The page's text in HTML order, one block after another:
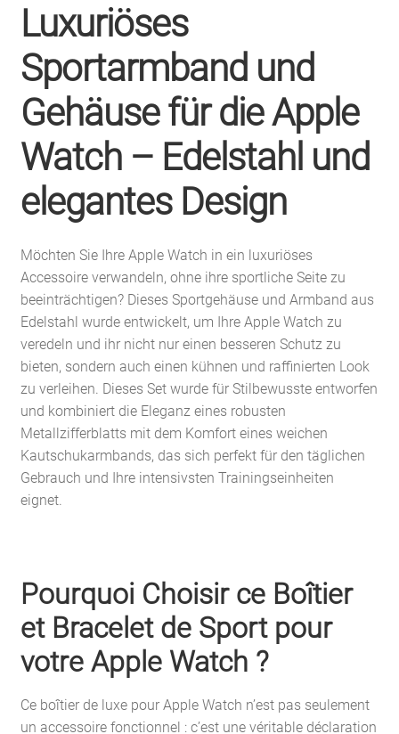
Luxuriöses
Sportarmband und
Gehäuse für die Apple
Watch – Edelstahl und
elegantes Design
Möchten Sie Ihre Apple Watch in ein luxuriöses
Accessoire verwandeln, ohne ihre sportliche Seite zu
beeinträchtigen? Dieses Sportgehäuse und Armband aus
Edelstahl wurde entwickelt, um Ihre Apple Watch zu
veredeln und ihr nicht nur einen besseren Schutz zu
bieten, sondern auch einen kühnen und raffinierten Look
zu verleihen. Dieses Set wurde für Stilbewusste entworfen
und kombiniert die Eleganz eines robusten
Metallzifferblatts mit dem Komfort eines weichen
Kautschukarmbands, das sich perfekt für den täglichen
Gebrauch und Ihre intensivsten Trainingseinheiten
eignet.
Pourquoi Choisir ce Boîtier
et Bracelet de Sport pour
votre Apple Watch ?
Ce boîtier de luxe pour Apple Watch n’est pas seulement
un accessoire fonctionnel : c’est une véritable déclaration